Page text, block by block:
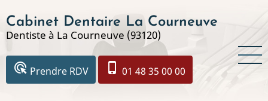
au
contenu
Cabinet Dentaire La Courneuve
Dentiste à La Courneuve (93120)
ads_click Prendre RDV phone_iphone 01 48 35 00 00